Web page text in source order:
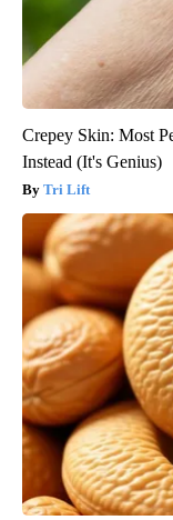
Crepey Skin: Most
Instead (It's Genius)
Tri Lift